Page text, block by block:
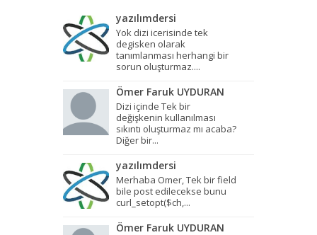
yazılımdersi
Yok dizi icerisinde tek
degisken olarak
tanımlanması herhangi bir
sorun oluşturmaz....
Ömer Faruk UYDURAN
Dizi içinde Tek bir
değişkenin kullanılması
sıkıntı oluşturmaz mı acaba?
Diğer bir...
yazılımdersi
Merhaba Omer, Tek bir field
bile post edilecekse bunu
curl_setopt($ch,...
Ömer Faruk UYDURAN